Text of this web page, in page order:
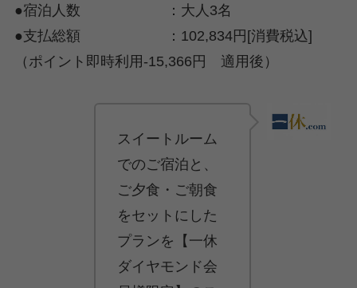
●宿泊人数 ：大人3名
●支払総額 ：102,834円[消費税込]
（ポイント即時利用-15,366円 適用後）
スイートルーム
でのご宿泊と、
ご夕食・ご朝食
をセットにした
プランを【一休
ダイヤモンド会